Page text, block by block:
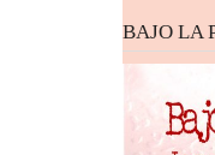
BAJO LA